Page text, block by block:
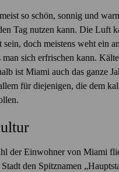
so schön, sonnig und
Tag nutzen kann. Die Luft
sein, doch meistens weht ein
man sich erfrischen kann.
ist Miami auch das ganze
für diejenigen, die dem
der Einwohner von Miami
den Spitznamen